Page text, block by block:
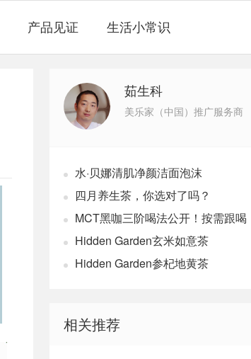
产品见证 生活小常识
茹生科
美乐家（中国）推广服务商
水·贝娜清肌净颜洁面泡沫
四月养生茶，你选对了吗？
MCT黑咖三阶喝法公开！按需跟喝
速燃体
Hidden Garden玄米如意茶
Hidden Garden参杞地黄茶
相关推荐